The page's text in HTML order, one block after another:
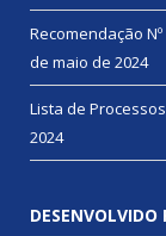
Recomendação Nº
de maio de 2024
Lista de
2024
DESENVOLVIDO